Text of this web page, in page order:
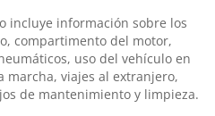
incluye información sobre los
compartimento del motor,
uso del vehículo en
marcha, viajes al extranjero,
de mantenimiento y limpieza.